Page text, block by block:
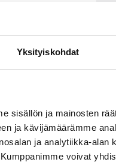
Yksityiskohdat
sisällön ja mainosten
ja kävijämäärämme
ja analytiikka-alan
voivat